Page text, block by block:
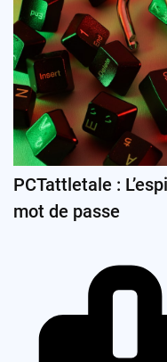
PCTattletale :
mot de passe